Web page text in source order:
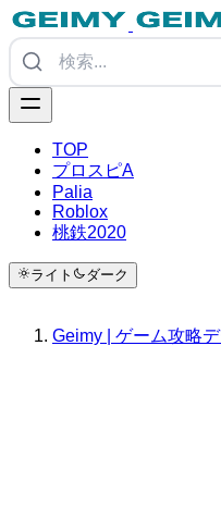
TOP
プロスピA
Palia
Roblox
桃鉄2020
ライト ダーク
Geimy | ゲーム攻略